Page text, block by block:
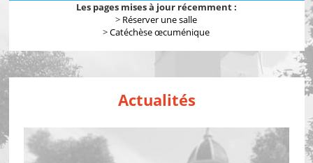
Les pages mises à jour récemment :
> Réserver une salle
>Catéchèse œcuménique
Actualités